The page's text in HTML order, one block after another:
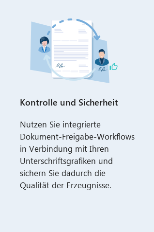
Kontrolle und Sicherheit
Nutzen Sie integrierte
Dokument-Freigabe-Workflows
in Verbindung mit Ihren
Unterschriftsgrafiken und
sichern Sie dadurch die
Qualität der Erzeugnisse.